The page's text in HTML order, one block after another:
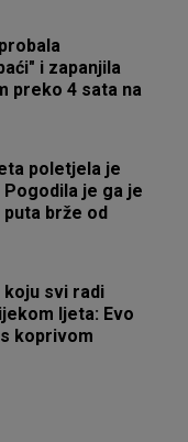
i zapanjila
preko 4 sata na
poletjela je
je ga je
brže od
svi radi
ljeta: Evo
koprivom